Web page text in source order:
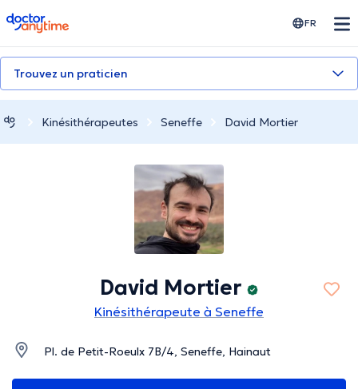
doctoranytime FR
Trouvez un praticien
Kinésithérapeutes Seneffe David Mortier
David Mortier
Kinésithérapeute à Seneffe
Pl. de Petit-Roeulx 7B/4, Seneffe, Hainaut